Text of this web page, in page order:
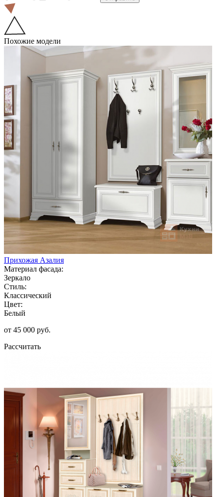
Похожие модели
Прихожая Азалия
Материал фасада:
Зеркало
Стиль:
Классический
Цвет:
Белый
от 45 000 руб.
Рассчитать